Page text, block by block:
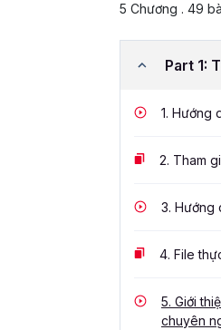
5 Chương . 49
Part 1:
1. Hướng
2. Tham
3. Hướng
4. File
5. Giới
chuyên